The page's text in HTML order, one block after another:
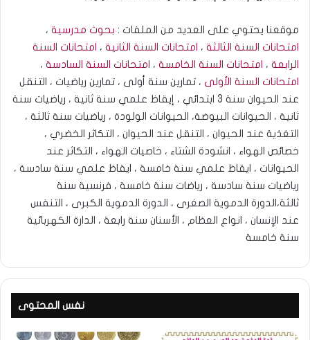
موقعنا يحتوي على العديد من الملفات : بحوث مدرسية ،
امتحانات السنة الثالثة ، امتحانات السنة الثانية ، امتحانات السنة
الرابعة ، امتحانات السنة الخامسة ، امتحانات السنة السادسة ،
امتحانات السنة الأولى ، تمارين سنة أولى ، تمارين رياضيات ، التنقل
عند الحيوان سنة 3 ابتدائي ، إيقاظ علمي سنة ثانية ، رياضيات سنة
ثانية ، الحيوانات البيوضة، الحيوانات الولودة ، رياضيات سنة ثالثة ،
التغذية عند الحيوان ، التنقل عند الحيوان ، التكاثر الخضري ،
خصائص الهواء ، انشودة الشتاء ، خاصيات الهواء ، التكاثر عند
الحيوانات ، ايقاظ علمي سنة خامسة ، ايقاظ علمي سنة سادسة ،
رياضيات سنة سادسة ، رياضات سنة خامسة ، فرنسية سنة
ثالثة،الدورة الدموية الصغرى ، الدورة الدموية الكبرى ، التنفس
عند الإنسان ، انواع العظام ، الأسنان سنة رابعة ، الدارة الكهربائية
سنة خامسة
نفس المحتوى